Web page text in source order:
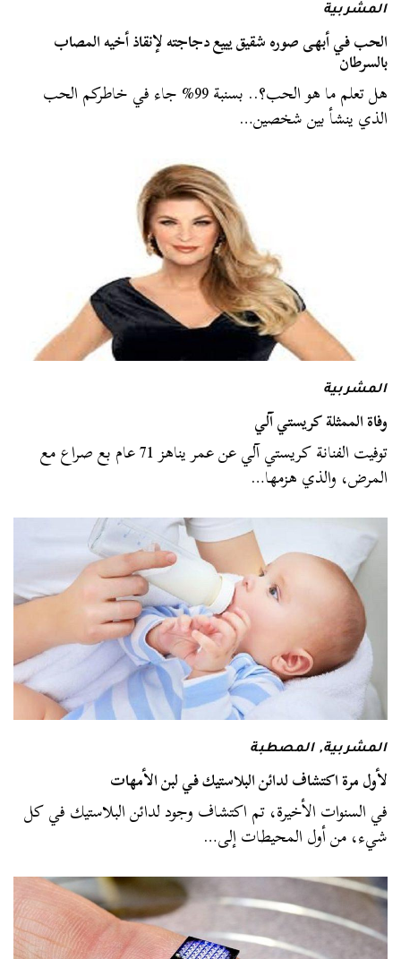
المشربية
الحب في أبهى صوره شقيق يبيع دجاجته لإنقاذ أخيه المصاب
بالسرطان
هل تعلم ما هو الحب؟.. بسنبة 99% جاء في خاطركم الحب
الذي ينشأ بين شخصين…
المشربية
وفاة الممثلة كريستي آلي
توفيت الفنانة كريستي آلي عن عمر يناهز 71 عام بع صراع مع
المرض، والذي هزمها…
المشربية,المصطبة
لأول مرة اكتشاف لدائن البلاستيك في لبن الأمهات
في السنوات الأخيرة، تم اكتشاف وجود لدائن البلاستيك في كل
شيء، من أول المحيطات إلى…